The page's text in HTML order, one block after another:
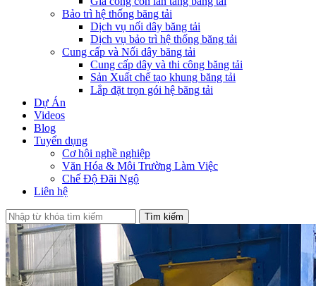
Bảo trì hệ thống băng tải
Dịch vụ nối dây băng tải
Dịch vụ bảo trì hệ thống băng tải
Cung cấp và Nối dây băng tải
Cung cấp dây và thi công băng tải
Sản Xuất chế tạo khung băng tải
Lắp đặt trọn gói hệ băng tải
Dự Án
Videos
Blog
Tuyển dụng
Cơ hội nghề nghiệp
Văn Hóa & Môi Trường Làm Việc
Chế Độ Đãi Ngộ
Liên hệ
Tìm kiếm